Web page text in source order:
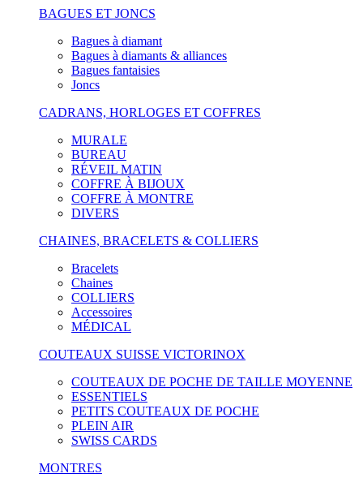
BAGUES ET JONCS
Bagues à diamant
Bagues à diamants & alliances
Bagues fantaisies
Joncs
CADRANS, HORLOGES ET COFFRES
MURALE
BUREAU
RÉVEIL MATIN
COFFRE À BIJOUX
COFFRE À MONTRE
DIVERS
CHAINES, BRACELETS & COLLIERS
Bracelets
Chaines
COLLIERS
Accessoires
MÉDICAL
COUTEAUX SUISSE VICTORINOX
COUTEAUX DE POCHE DE TAILLE MOYENNE
ESSENTIELS
PETITS COUTEAUX DE POCHE
PLEIN AIR
SWISS CARDS
MONTRES